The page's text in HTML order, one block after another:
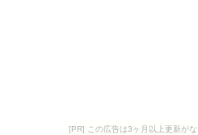
[PR] この広告は3ヶ月以上更新がな